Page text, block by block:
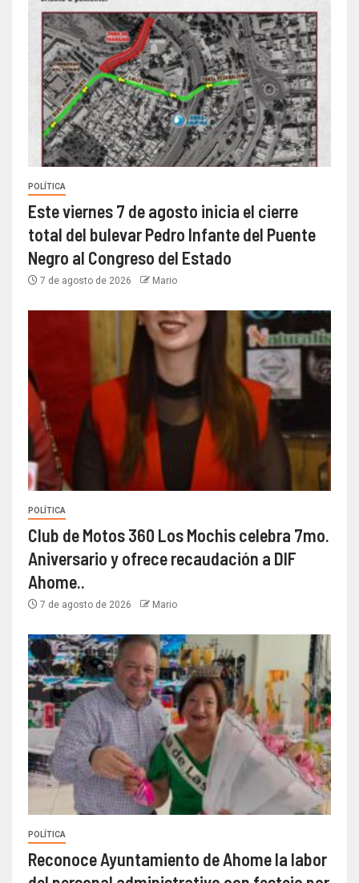
POLÍTICA
Este viernes 7 de agosto inicia el cierre
total del bulevar Pedro Infante del Puente
Negro al Congreso del Estado
7 de agosto de 2026 Mario
POLÍTICA
Club de Motos 360 Los Mochis celebra 7mo.
Aniversario y ofrece recaudación a DIF
Ahome..
7 de agosto de 2026 Mario
POLÍTICA
Reconoce Ayuntamiento de Ahome la labor